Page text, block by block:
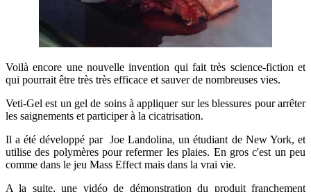
Voilà encore une nouvelle invention qui fait très science-fiction et
qui pourrait être très très efficace et sauver de nombreuses vies.
Veti-Gel est un gel de soins à appliquer sur les blessures pour arrêter
les saignements et participer à la cicatrisation.
Il a été développé par Joe Landolina, un étudiant de New York, et
utilise des polymères pour refermer les plaies. En gros c'est un peu
comme dans le jeu Mass Effect mais dans la vrai vie.
A la suite, une vidéo de démonstration du produit franchement